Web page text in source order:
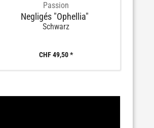
Passion
Negligés "Ophellia"
Schwarz
CHF 49,50 *